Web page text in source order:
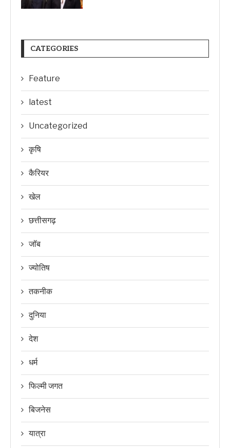
CATEGORIES
Feature
latest
Uncategorized
कृषि
कैरियर
खेल
छत्तीसगढ़
जॉब
ज्योतिष
तकनीक
दुनिया
देश
धर्म
फिल्मी जगत
बिजनेस
यात्रा